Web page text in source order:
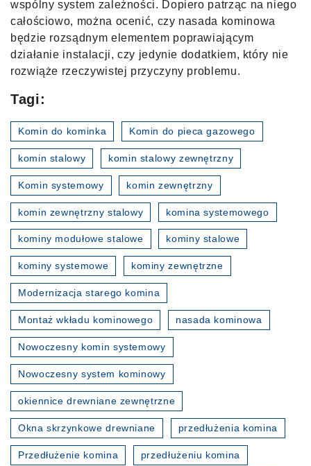
wspólny system zależności. Dopiero patrząc na niego
całościowo, można ocenić, czy nasada kominowa
będzie rozsądnym elementem poprawiającym
działanie instalacji, czy jedynie dodatkiem, który nie
rozwiąże rzeczywistej przyczyny problemu.
Tagi:
Komin do kominka Komin do pieca gazowego
komin stalowy komin stalowy zewnętrzny
Komin systemowy komin zewnętrzny
komin zewnętrzny stalowy komina systemowego
kominy modułowe stalowe kominy stalowe
kominy systemowe kominy zewnętrzne
Modernizacja starego komina
Montaż wkładu kominowego nasada kominowa
Nowoczesny komin systemowy
Nowoczesny system kominowy
okiennice drewniane zewnętrzne
Okna skrzynkowe drewniane przedłużenia komina
Przedłużenie komina przedłużeniu komina